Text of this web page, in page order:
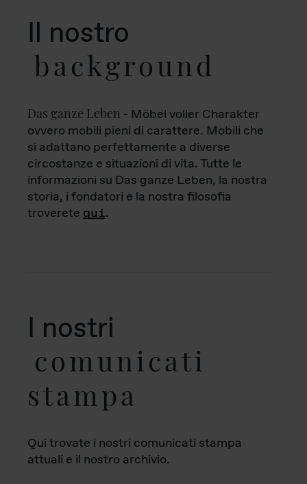
Il nostro
background
Das ganze Leben - Möbel voller Charakter
ovvero mobili pieni di carattere. Mobili che
si adattano perfettamente a diverse
circostanze e situazioni di vita. Tutte le
informazioni su Das ganze Leben, la nostra
storia, i fondatori e la nostra filosofia
troverete qui.
I nostri
comunicati
stampa
Qui trovate i nostri comunicati stampa
attuali e il nostro archivio.